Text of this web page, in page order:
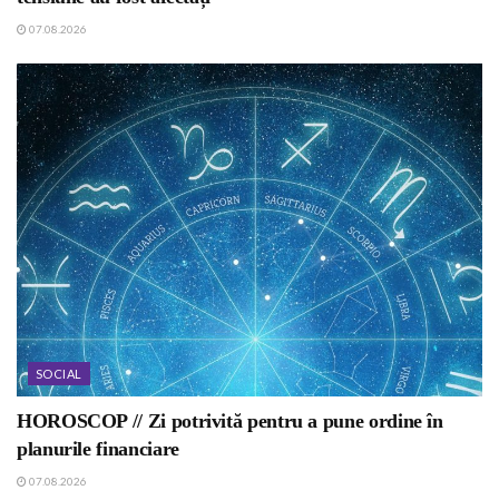
07.08.2026
SOCIAL
HOROSCOP // Zi potrivită pentru a pune ordine în
planurile financiare
07.08.2026